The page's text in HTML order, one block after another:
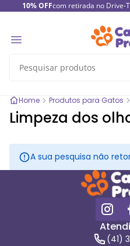
10% OFFcom retirada no Drive-
Home Produtos para Gatos
Limpeza dos
A sua pesquisa não
(41)